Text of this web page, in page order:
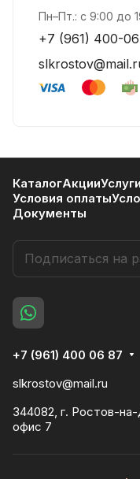
Пн–Пт.: с 9:00 до
+7 (961) 400-
КаталогАкцииУслуги
Условия оплаты
Документы
+7 (961) 400 06 87
slkrostov@mail.ru
344082, г. Ростов-
офис 7